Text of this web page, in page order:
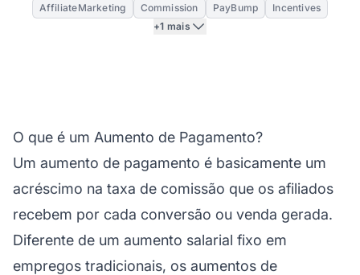
AffiliateMarketing Commission PayBump
Incentives
+1 mais
O que é um Aumento de Pagamento?
Um aumento de pagamento é basicamente um
acréscimo na taxa de comissão que os afiliados
recebem por cada conversão ou venda gerada.
Diferente de um aumento salarial fixo em
empregos tradicionais, os aumentos de